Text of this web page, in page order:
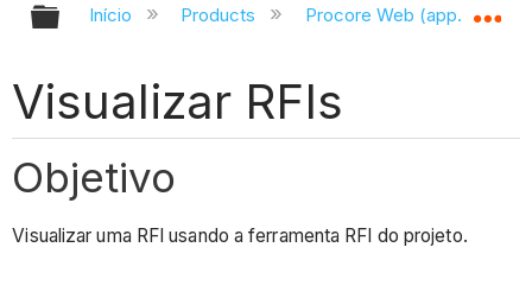
Expandir/recolher hierarquia
Início Products Procore Web
Visualizar RFIs
Objetivo
Visualizar uma RFI usando a ferramenta RFI do projeto.